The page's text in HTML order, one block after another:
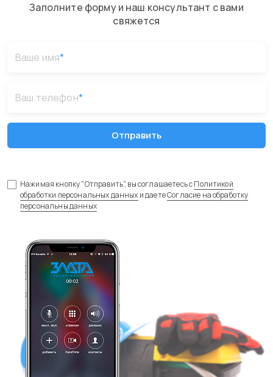
Заполните форму и наш консультант с вами
свяжется
Ваше имя*
Ваш телефон*
Отправить
Нажимая кнопку "Отправить", вы соглашаетесь сПолитикой
обработки персональных данных и даетеСогласие на обработку
персональны данных